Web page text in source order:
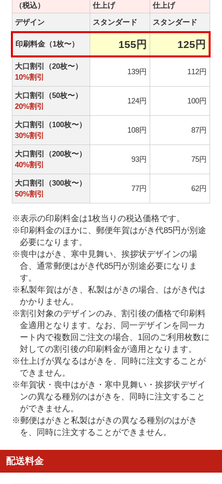
（税込）
仕上げ
仕上げ
デザイン
スタンダード スタンダード
印刷料金（1枚〜） 155円 125円
大口割引（20枚〜）
10%割引
139円 112円
大口割引（50枚〜）
20%割引
124円 100円
大口割引（100枚〜）
30%割引
108円 87円
大口割引（200枚〜）
40%割引
93円 75円
大口割引（300枚〜）
50%割引
77円 62円
※表示の印刷料金は1枚当りの税込価格です。
※印刷料金のほかに、郵便年賀はがき代85円が別途
必要になります。
※喪中はがき、寒中見舞い、挨拶状デザインの場
合、通常郵便はがき代85円が別途必要になりま
す。
※私製年賀はがき、私製はがきの場合、はがき代は
かかりません。
※割引対象のデザインのみ、割引後の価格で印刷料
金適用となります。なお、同一デザインを同一カ
ート内で複数回ご注文の場合、1回のご利用枚数に
対しての割引後の印刷料金が適用となります。
※仕上げが異なるはがきを、同時に注文することが
できません。
※年賀状・喪中はがき・寒中見舞い・挨拶状デザイ
ンの異なる種別のはがきを、同時に注文すること
ができません。
※郵便はがきと私製はがきの異なる種別のはがき
を、同時に注文することができません。
配送料金